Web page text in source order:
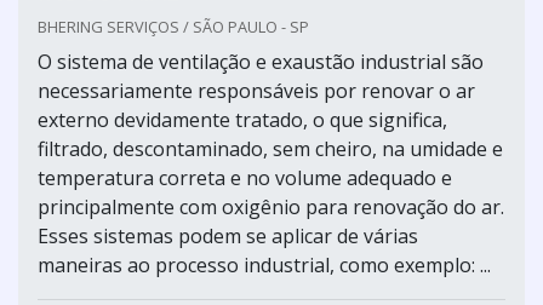
BHERING SERVIÇOS / SÃO PAULO - SP
O sistema de ventilação e exaustão industrial são
necessariamente responsáveis por renovar o ar
externo devidamente tratado, o que significa,
filtrado, descontaminado, sem cheiro, na umidade e
temperatura correta e no volume adequado e
principalmente com oxigênio para renovação do ar.
Esses sistemas podem se aplicar de várias
maneiras ao processo industrial, como exemplo: ...